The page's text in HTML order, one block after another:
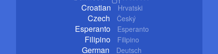
Croatian Hrvatski
Czech Český
Esperanto Esperanto
Filipino Filipino
German Deutsch